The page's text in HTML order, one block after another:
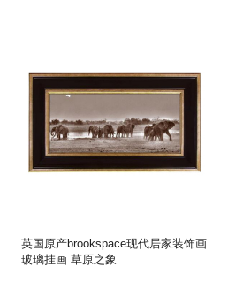
英国原产brookspace现代居家装饰画
玻璃挂画 草原之象